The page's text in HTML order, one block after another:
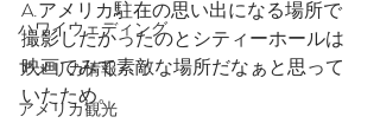
ハワイウェディング
アメリカ情報
アメリカ観光
A.アメリカ駐在の思い出になる場所で
撮影したかったのとシティーホールは
映画でみて素敵な場所だなぁと思って
いたため。